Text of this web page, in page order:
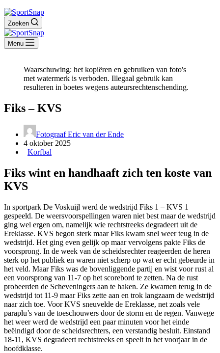
Zoeken
Menu
Waarschuwing: het kopiëren en gebruiken van foto's
met watermerk is verboden. Illegaal gebruik kan
resulteren in boetes wegens auteursrechtenschending.
Fiks – KVS
Fotograaf Eric van der Ende
4 oktober 2025
Korfbal
Fiks wint en handhaaft zich ten koste van
KVS
In sportpark De Voskuijl werd de wedstrijd Fiks 1 – KVS 1
gespeeld. De weersvoorspellingen waren niet best maar de wedstrijd
ging wel ergen om, namelijk wie rechtstreeks degradeert uit de
Ereklasse. KVS begon sterk maar Fiks kwam snel weer teug in de
wedstrijd. Het ging even gelijk op maar vervolgens pakte Fiks de
voorsprong. In de week van de scheidsrechter reageerden de heren
sterk op het publiek en waren niet scherp op wat er echt gebeurde in
het veld. Maar Fiks was de bovenliggende partij en wist voor rust al
een voorsprong van 11-7 op het scorebord te zetten. Na de rust
probeerden de Scheveningers aan te haken. Ze kwamen terug in de
wedstrijd tot 11-9 maar Fiks zette aan en trok langzaam de wedstrijd
naar zich toe. Voor KVS sneuvelde de Ereklasse, net zoals vele
paraplu’s van de toeschouwers door de storm en de regen. Vanwege
het weer werd de wedstrijd een paar minuten voor het einde
beëindigd door de scheidsrechters, een verstandig besluit. Einstand
18-11, KVS degradeert rechtstreeks en speelt in het voorjaar in de
hoofdklasse.